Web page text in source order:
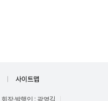
사이트맵
회장·발행인 : 곽영길